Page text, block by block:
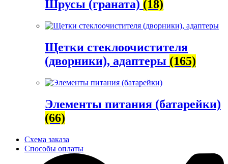
Шрусы (граната) (18)
Щетки стеклоочистителя
(дворники), адаптеры (165)
Элементы питания (батарейки)
(66)
Схема заказа
Способы оплаты